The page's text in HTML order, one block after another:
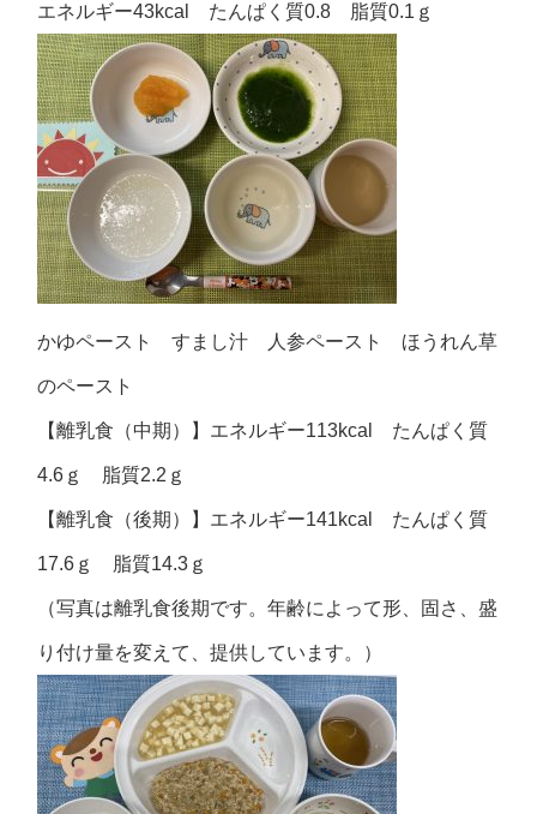
エネルギー43kcal たんぱく質0.8 脂質0.1ｇ
かゆペースト すまし汁 人参ペースト ほうれん草
のペースト
【離乳食（中期）】エネルギー113kcal たんぱく質
4.6ｇ 脂質2.2ｇ
【離乳食（後期）】エネルギー141kcal たんぱく質
17.6ｇ 脂質14.3ｇ
（写真は離乳食後期です。年齢によって形、固さ、盛
り付け量を変えて、提供しています。）